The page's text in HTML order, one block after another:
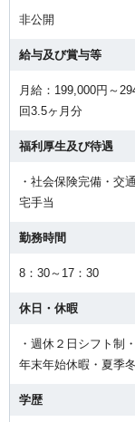
非公開
給与及び賞与等
月給：199,000円～
回3.5ヶ月分
福利厚生及び待遇
・社会保険完備・交
宅手当
勤務時間
8：30～17：30
休日・休暇
・週休２日シフト制
年末年始休暇・夏季
学歴